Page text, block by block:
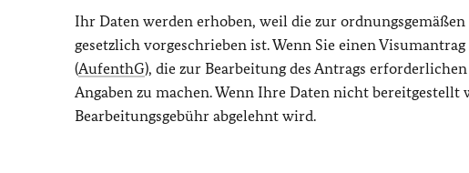
Ihr Daten werden erhoben, weil die zur
gesetzlich vorgeschrieben ist. Wenn Sie einen
(AufenthG), die zur Bearbeitung des Antrags
Angaben zu machen. Wenn Ihre Daten nicht
Bearbeitungsgebühr abgelehnt wird.